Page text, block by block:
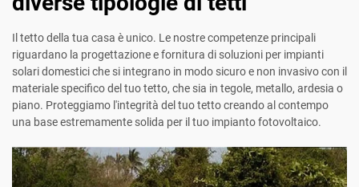
Il tetto della tua casa è unico. Le nostre competenze principali
riguardano la progettazione e fornitura di soluzioni per impianti
solari domestici che si integrano in modo sicuro e non invasivo con il
materiale specifico del tuo tetto, che sia in tegole, metallo, ardesia o
piano. Proteggiamo l'integrità del tuo tetto creando al contempo
una base estremamente solida per il tuo impianto fotovoltaico.